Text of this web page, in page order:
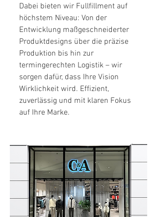
Dabei bieten wir Fullfillment auf
höchstem Niveau: Von der
Entwicklung maßgeschneiderter
Produktdesigns über die präzise
Produktion bis hin zur
termingerechten Logistik – wir
sorgen dafür, dass Ihre Vision
Wirklichkeit wird. Effizient,
zuverlässig und mit klaren Fokus
auf Ihre Marke.